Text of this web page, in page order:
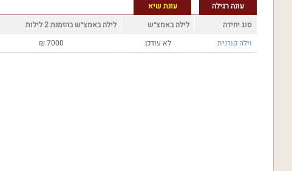
עונה רגילה עונת שיא
סוג יחידה
לילה באמצ״ש לילה באמצ״ש בהזמנת 2 לילות
וילה קורנית
לא עודכן 7000
₪